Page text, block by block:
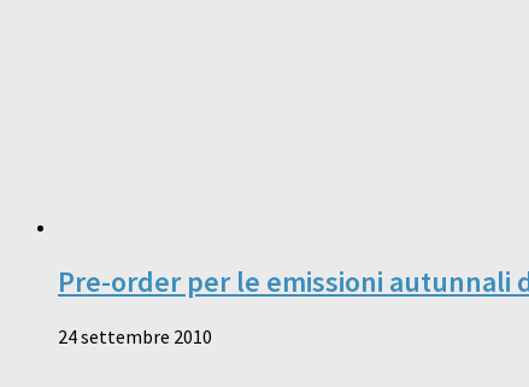
Pre-order per le emissioni autunnali
24 settembre 2010